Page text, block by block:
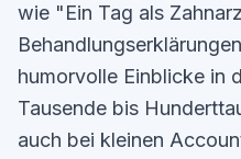
wie "Ein Tag als
humorvolle Einblicke in
Tausende bis
auch bei kleinen